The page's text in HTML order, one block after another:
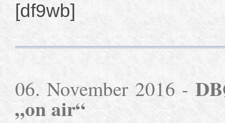
[df9wb]
06. November 2016 -
„on air“